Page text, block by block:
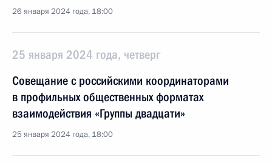
26 января 2024 года, 18:00
25 января 2024 года, четверг
Совещание с российскими координаторами
в профильных общественных форматах
взаимодействия «Группы двадцати»
25 января 2024 года, 18:00